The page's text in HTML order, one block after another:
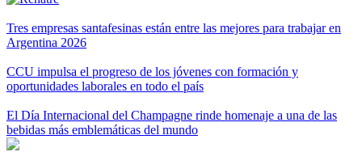
Tres empresas santafesinas están entre las mejores para trabajar en
Argentina 2026
CCU impulsa el progreso de los jóvenes con formación y
oportunidades laborales en todo el país
El Día Internacional del Champagne rinde homenaje a una de las
bebidas más emblemáticas del mundo